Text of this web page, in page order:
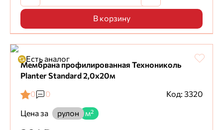
В корзину
Есть аналог
Мембрана профилированная Технониколь
Planter Standard 2,0х20м
0
0
Код: 3320
Цена за
рулон м²